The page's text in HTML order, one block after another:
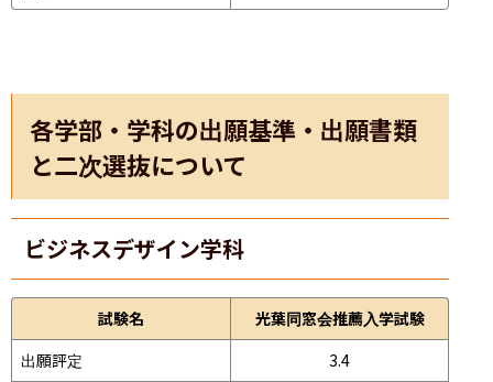
各学部・学科の出願基準・出願書類
と二次選抜について
ビジネスデザイン学科
試験名
光葉同窓会推薦入学試験
出願評定
3.4